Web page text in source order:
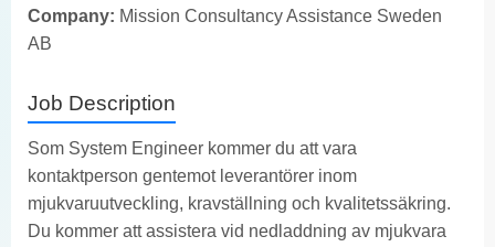
Company: Mission Consultancy Assistance Sweden
AB
Job Description
Som System Engineer kommer du att vara
kontaktperson gentemot leverantörer inom
mjukvaruutveckling, kravställning och kvalitetssäkring.
Du kommer att assistera vid nedladdning av mjukvara